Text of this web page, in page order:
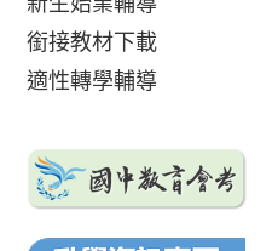
銜接教材下載
適性轉學輔導